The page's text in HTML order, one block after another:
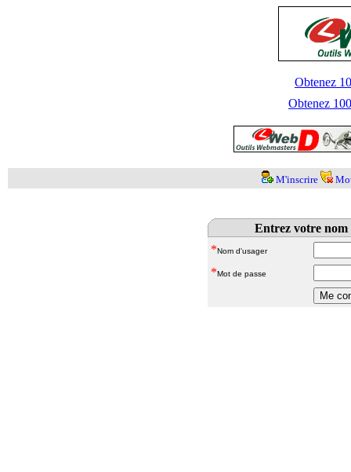
Obtenez
Obtenez
M'inscrire
Entrez votre nom
*Nom d'usager
*Mot de passe